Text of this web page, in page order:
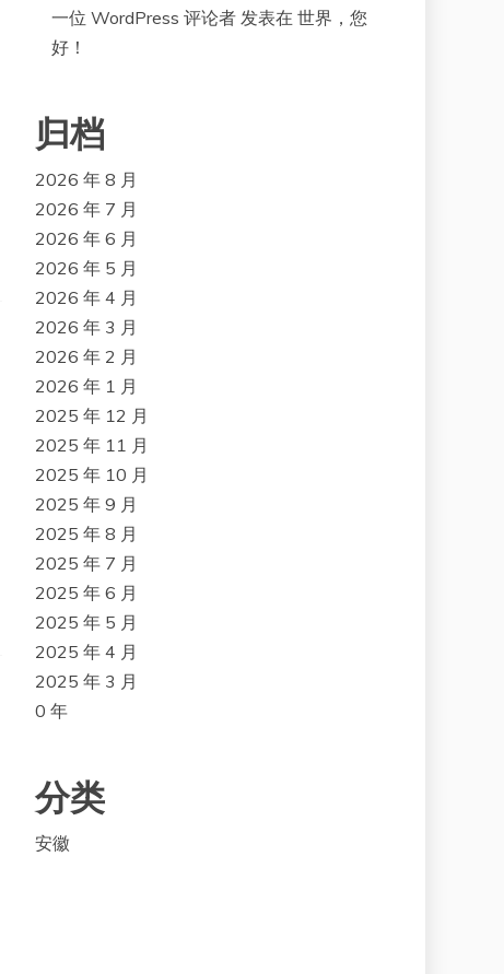
一位 WordPress 评论者 发表在 世界，您
好！
归档
2026 年 8 月
2026 年 7 月
2026 年 6 月
2026 年 5 月
2026 年 4 月
2026 年 3 月
2026 年 2 月
2026 年 1 月
2025 年 12 月
2025 年 11 月
2025 年 10 月
2025 年 9 月
2025 年 8 月
2025 年 7 月
2025 年 6 月
2025 年 5 月
2025 年 4 月
2025 年 3 月
0 年
分类
安徽